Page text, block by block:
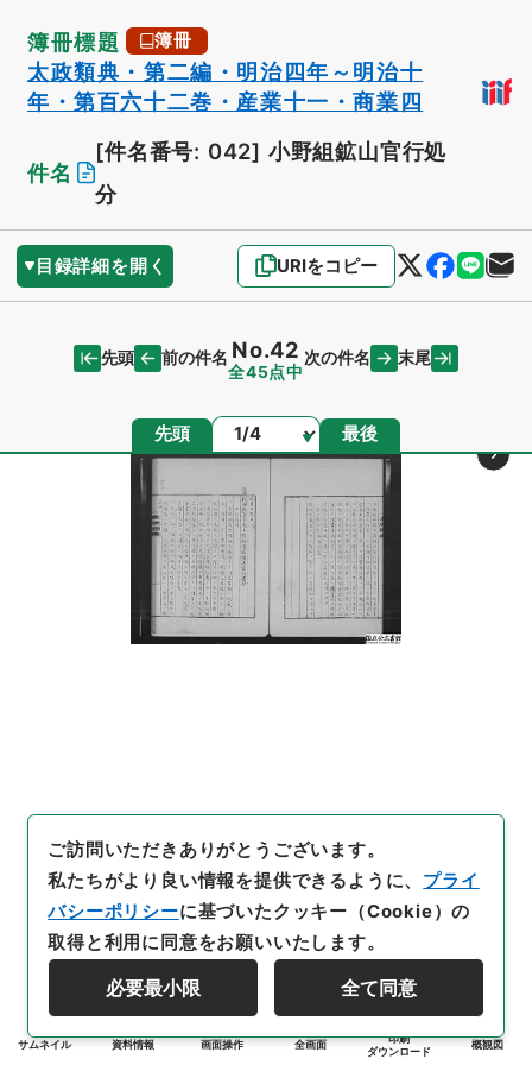
簿冊標題 簿冊
太政類典・第二編・明治四年～明治十
年・第百六十二巻・産業十一・商業四
件名
[件名番号: 042] 小野組鉱山官行処
分
目録詳細を開く URIをコピー
先頭 前の件名 No.42
全45点中
次の件名 末尾
先頭 ページ 最後
サムネイル 資料情報 画面操作 全画面
印刷
ダウンロード
概観図
ご訪問いただきありがとうございます。
私たちがより良い情報を提供できるように、 プライ
バシーポリシーに基づいたクッキー（Cookie）の
取得と利用に同意をお願いいたします。
必要最小限 全て同意